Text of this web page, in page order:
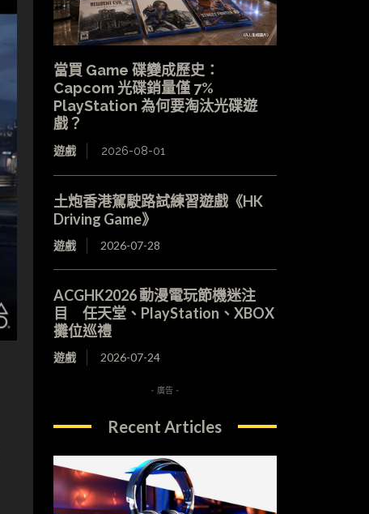
當買 Game 碟變成歷史：
Capcom 光碟銷量僅 7%
PlayStation 為何要淘汰光碟遊
戲？
遊戲 2026-08-01
土炮香港駕駛路試練習遊戲《HK
Driving Game》
遊戲 2026-07-28
ACGHK2026 動漫電玩節機迷注
目 任天堂、PlayStation、XBOX
攤位巡禮
遊戲 2026-07-24
- 廣告 -
Recent Articles